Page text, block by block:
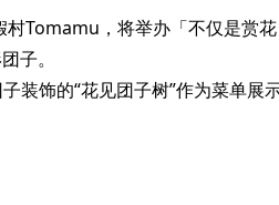
Tomamu，将举办「不仅是赏
子。
装饰的“花见团子树”作为菜单展